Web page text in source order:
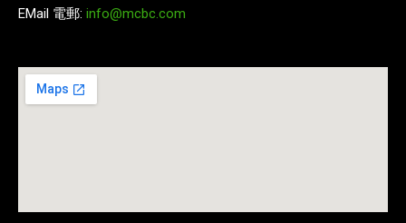
EMail 電郵: info@mcbc.com